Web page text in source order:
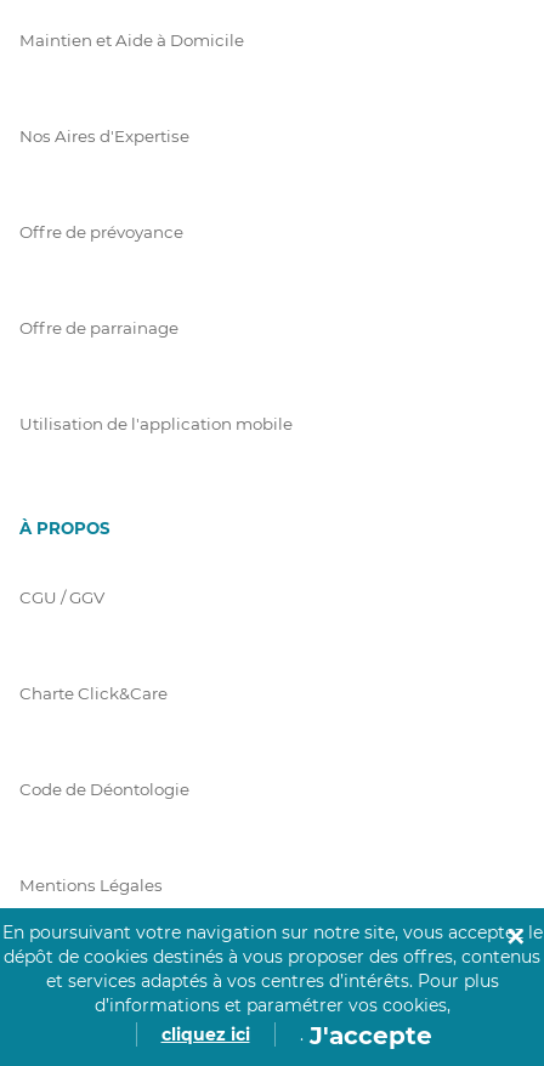
Maintien et Aide à Domicile
Nos Aires d'Expertise
Offre de prévoyance
Offre de parrainage
Utilisation de l'application mobile
À PROPOS
CGU / GGV
Charte Click&Care
Code de Déontologie
Mentions Légales
Prérequis Click&Care
En poursuivant votre navigation sur notre site, vous acceptez le
dépôt de cookies destinés à vous proposer des offres, contenus
et services adaptés à vos centres d’intérêts. Pour plus
d’informations et paramétrer vos cookies,
cliquez ici
. J'accepte
✕